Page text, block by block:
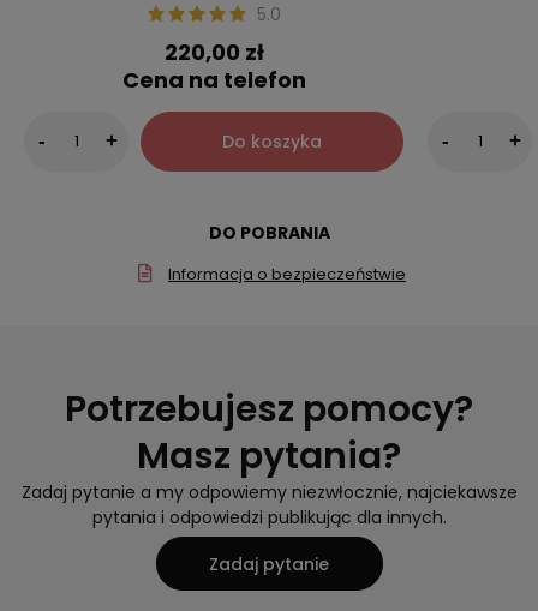
5.0
220,00 zł
Cena na telefon
- + Do koszyka - +
DO POBRANIA
Informacja o bezpieczeństwie
Potrzebujesz pomocy?
Masz pytania?
Zadaj pytanie a my odpowiemy niezwłocznie, najciekawsze
pytania i odpowiedzi publikując dla innych.
Zadaj pytanie